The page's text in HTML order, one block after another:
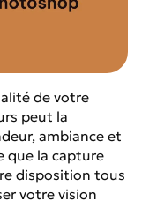
de votre
peut la
ambiance et
que la capture
disposition tous
votre vision